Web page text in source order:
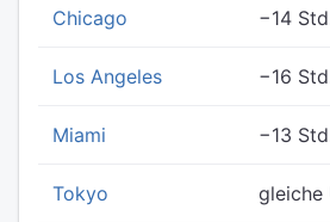
Chicago −14
Los Angeles −16
Miami −13
Tokyo gleiche